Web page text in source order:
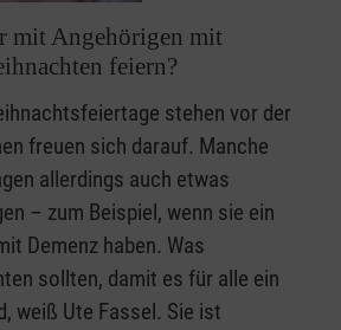
mit Angehörigen mit
feiern?
stehen vor der
freuen sich darauf. Manche
allerdings auch etwas
– zum Beispiel, wenn sie ein
Demenz haben. Was
sollten, damit es für alle ein
weiß Ute Fassel. Sie ist